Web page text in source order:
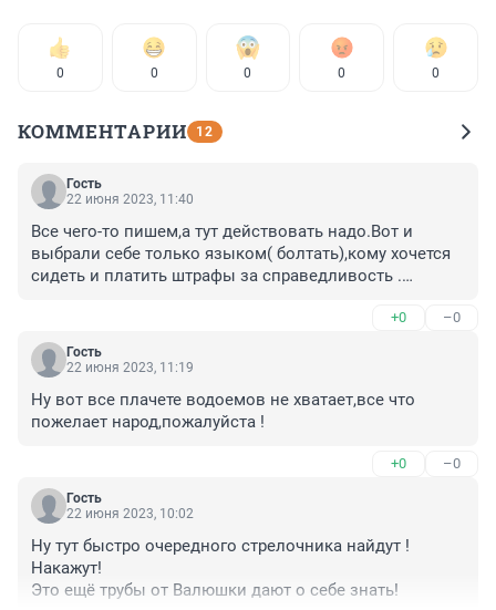
0 0 0 0 0
КОММЕНТАРИИ 12
Гость
22 июня 2023, 11:40
Все чего-то пишем,а тут действовать надо.Вот и
выбрали себе только языком( болтать),кому хочется
сидеть и платить штрафы за справедливость .
+0 –0
Гость
22 июня 2023, 11:19
Ну вот все плачете водоемов не хватает,все что
пожелает народ,пожалуйста !
+0 –0
Гость
22 июня 2023, 10:02
Ну тут быстро очередного стрелочника найдут !
Накажут!
Это ещё трубы от Валюшки дают о себе знать!